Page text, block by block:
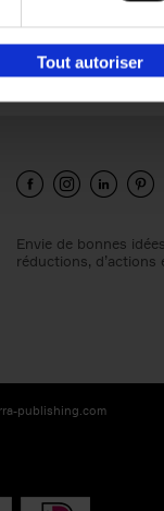
Tout autoriser
Envie de bonnes
réductions, d’actions
publishing.com